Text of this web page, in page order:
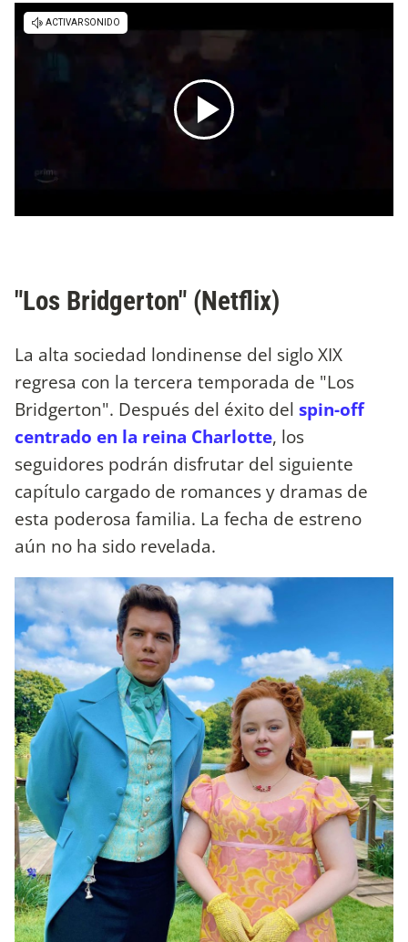
"Los Bridgerton" (Netflix)
La alta sociedad londinense del siglo XIX
regresa con la tercera temporada de "Los
Bridgerton". Después del éxito del spin-off
centrado en la reina Charlotte, los
seguidores podrán disfrutar del siguiente
capítulo cargado de romances y dramas de
esta poderosa familia. La fecha de estreno
aún no ha sido revelada.